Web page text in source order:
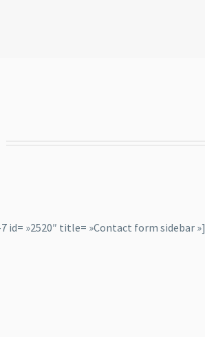
id= »2520″ title= »Contact form sidebar »]